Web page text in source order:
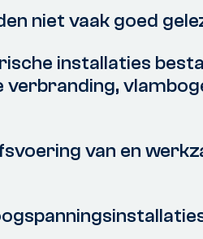
niet vaak goed
installaties
van en